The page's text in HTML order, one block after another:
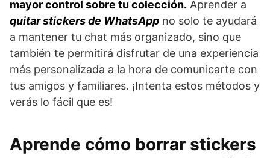
mayor control sobre tu colección. Aprender a
quitar stickers de WhatsApp no solo te ayudará
a mantener tu chat más organizado, sino que
también te permitirá disfrutar de una experiencia
más personalizada a la hora de comunicarte con
tus amigos y familiares. ¡Intenta estos métodos y
verás lo fácil que es!
Aprende cómo borrar stickers